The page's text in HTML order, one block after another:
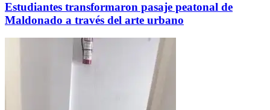
Estudiantes transformaron pasaje peatonal de
Maldonado a través del arte urbano